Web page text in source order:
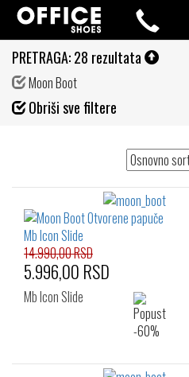
PRETRAGA:28 rezultata
Moon Boot
Obriši sve filtere
14.990,00 RSD
5.996,00 RSD
Mb Icon Slide